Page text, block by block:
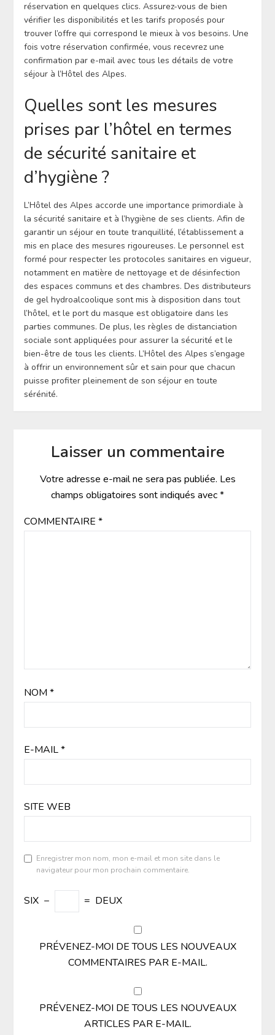
réservation en quelques clics. Assurez-vous de bien
vérifier les disponibilités et les tarifs proposés pour
trouver l’offre qui correspond le mieux à vos besoins. Une
fois votre réservation confirmée, vous recevrez une
confirmation par e-mail avec tous les détails de votre
séjour à l’Hôtel des Alpes.
Quelles sont les mesures
prises par l’hôtel en termes
de sécurité sanitaire et
d’hygiène ?
L’Hôtel des Alpes accorde une importance primordiale à
la sécurité sanitaire et à l’hygiène de ses clients. Afin de
garantir un séjour en toute tranquillité, l’établissement a
mis en place des mesures rigoureuses. Le personnel est
formé pour respecter les protocoles sanitaires en vigueur,
notamment en matière de nettoyage et de désinfection
des espaces communs et des chambres. Des distributeurs
de gel hydroalcoolique sont mis à disposition dans tout
l’hôtel, et le port du masque est obligatoire dans les
parties communes. De plus, les règles de distanciation
sociale sont appliquées pour assurer la sécurité et le
bien-être de tous les clients. L’Hôtel des Alpes s’engage
à offrir un environnement sûr et sain pour que chacun
puisse profiter pleinement de son séjour en toute
sérénité.
Laisser un commentaire
Votre adresse e-mail ne sera pas publiée. Les
champs obligatoires sont indiqués avec*
COMMENTAIRE *
NOM *
E-MAIL*
SITE WEB
Enregistrer mon nom, mon e-mail et mon site dans le
navigateur pour mon prochain commentaire.
SIX − = DEUX
PRÉVENEZ-MOI DE TOUS LES NOUVEAUX
COMMENTAIRES PAR E-MAIL.
PRÉVENEZ-MOI DE TOUS LES NOUVEAUX
ARTICLES PAR E-MAIL.